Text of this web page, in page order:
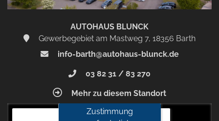
AUTOHAUS BLUNCK
Gewerbegebiet am Mastweg 7, 18356 Barth
info-barth@autohaus-blunck.de
03 82 31 / 83 270
Mehr zu diesem Standort
Autohaus Blunck
Zustimmung